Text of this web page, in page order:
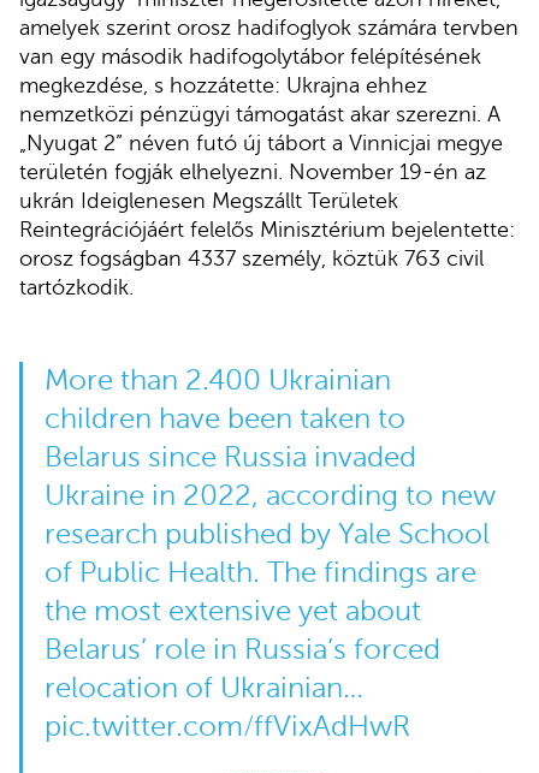
amelyek szerint orosz hadifoglyok számára tervben
van egy második hadifogolytábor felépítésének
megkezdése, s hozzátette: Ukrajna ehhez
nemzetközi pénzügyi támogatást akar szerezni. A
„Nyugat 2” néven futó új tábort a Vinnicjai megye
területén fogják elhelyezni. November 19-én az
ukrán Ideiglenesen Megszállt Területek
Reintegrációjáért felelős Minisztérium bejelentette:
orosz fogságban 4337 személy, köztük 763 civil
tartózkodik.
More than 2.400 Ukrainian
children have been taken to
Belarus since Russia invaded
Ukraine in 2022, according to new
research published by Yale School
of Public Health. The findings are
the most extensive yet about
Belarus’ role in Russia’s forced
relocation of Ukrainian…
pic.twitter.com/ffVixAdHwR